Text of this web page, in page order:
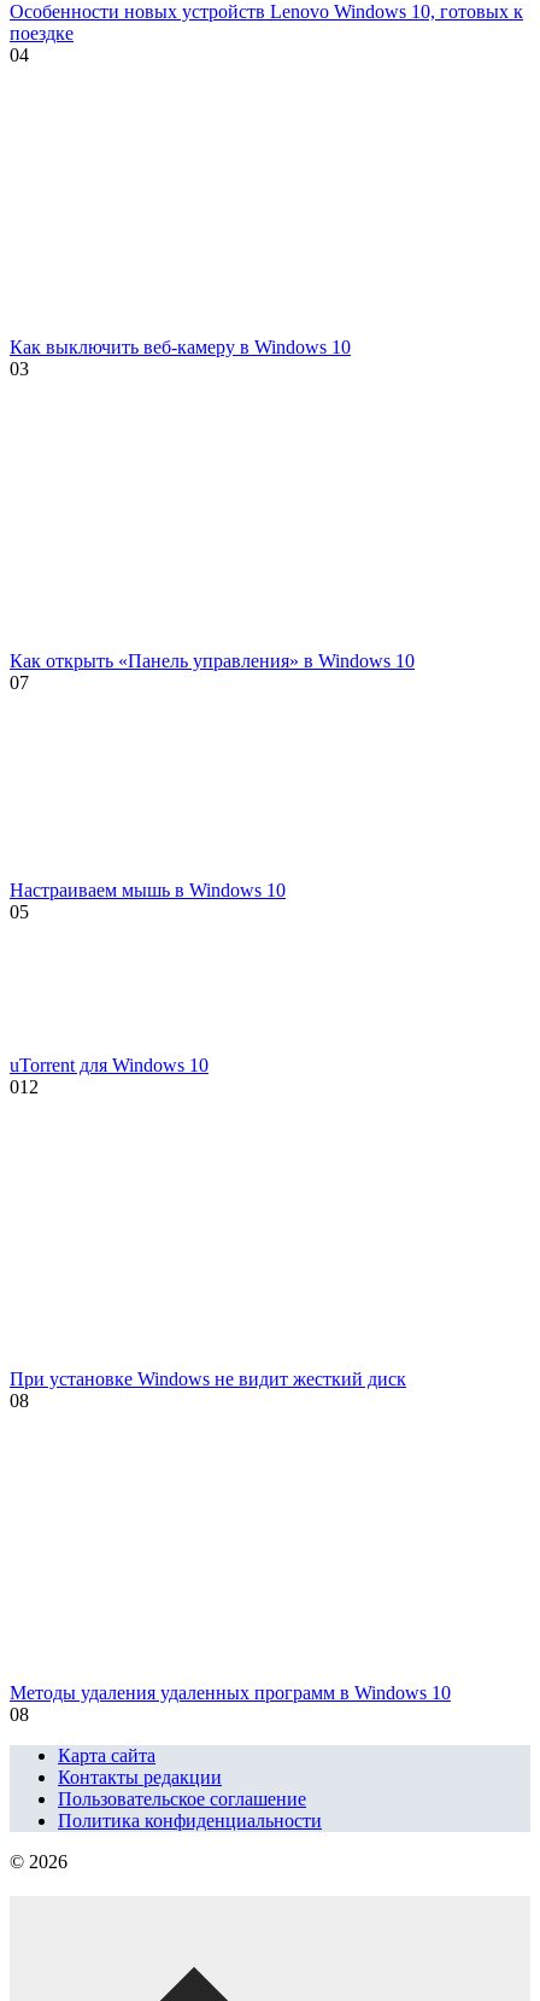
Особенности новых устройств Lenovo Windows 10, готовых к
поездке
04
Как выключить веб-камеру в Windows 10
03
Как открыть «Панель управления» в Windows 10
07
Настраиваем мышь в Windows 10
05
uTorrent для Windows 10
012
При установке Windows не видит жесткий диск
08
Методы удаления удаленных программ в Windows 10
08
Карта сайта
Контакты редакции
Пользовательское соглашение
Политика конфиденциальности
© 2026